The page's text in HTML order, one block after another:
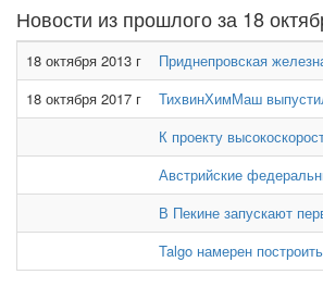
Новости из прошлого за 18
18 октября 2013 г
Приднепровская
18 октября 2017 г
ТихвинХимМаш
К проекту
Австрийские
В Пекине запускают
Talgo намерен